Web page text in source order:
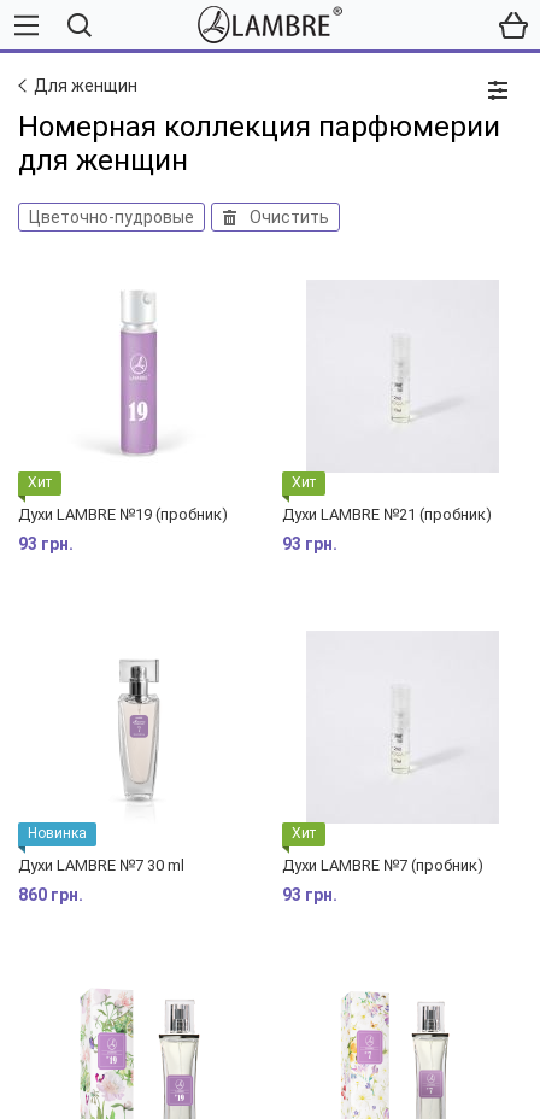
Для женщин
Номерная коллекция парфюмерии
для женщин
Цветочно-пудровые Очистить
Хит
Духи LAMBRE №19 (пробник)
93 грн.
Хит
Духи LAMBRE №21 (пробник)
93 грн.
Новинка
Духи LAMBRE №7 30 ml
860 грн.
Хит
Духи LAMBRE №7 (пробник)
93 грн.